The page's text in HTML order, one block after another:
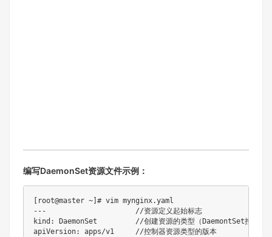
编写DaemonSet资源文件示例：
[root@master ~]# vim mynginx.yaml
---                     //资源定义起始标志
kind: DaemonSet         //创建资源的类型（DaemontSet控制器
apiVersion: apps/v1     //控制器资源类型的版本